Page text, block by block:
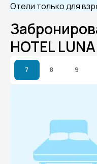
Отели только для
HOTEL
7 8 9